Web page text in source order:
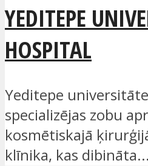
YEDITEPE
HOSPITAL
Yeditepe
specializējas zobu
kosmētiskajā
klīnika, kas dibināta...